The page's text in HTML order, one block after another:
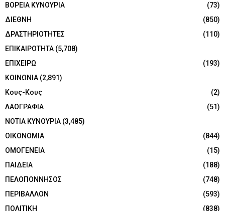
ΒΟΡΕΙΑ ΚΥΝΟΥΡΙΑ
(73)
ΔΙΕΘΝΗ
(850)
ΔΡΑΣΤΗΡΙΟΤΗΤΕΣ
(110)
ΕΠΙΚΑΙΡΟΤΗΤΑ (5,708)
ΕΠΙΧΕΙΡΩ
(193)
ΚΟΙΝΩΝΙΑ (2,891)
Κους-Κους
(2)
ΛΑΟΓΡΑΦΙΑ
(51)
ΝΟΤΙΑ ΚΥΝΟΥΡΙΑ (3,485)
ΟΙΚΟΝΟΜΙΑ
(844)
ΟΜΟΓΕΝΕΙΑ
(15)
ΠΑΙΔΕΙΑ
(188)
ΠΕΛΟΠΟΝΝΗΣΟΣ
(748)
ΠΕΡΙΒΑΛΛΟΝ
(593)
ΠΟΛΙΤΙΚΗ
(838)